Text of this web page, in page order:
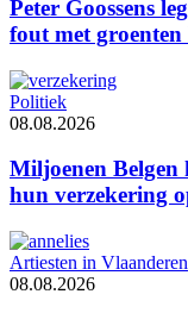
Peter Goossens
fout met
Politiek
08.08.2026
Miljoenen Belgen
hun verzekering
Artiesten in Vlaanderen
08.08.2026